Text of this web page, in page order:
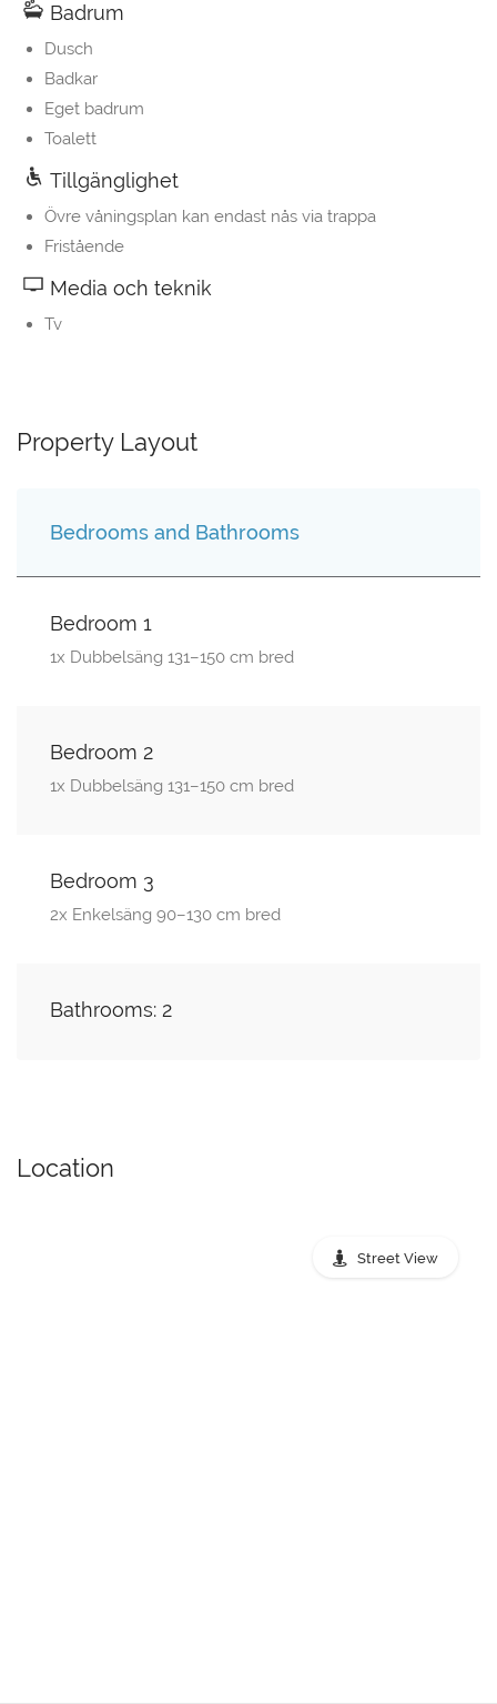
Badrum
Dusch
Badkar
Eget badrum
Toalett
Tillgänglighet
Övre våningsplan kan endast nås via trappa
Fristående
Media och teknik
Tv
Property Layout
Bedrooms and Bathrooms
Bedroom 1
1x Dubbelsäng 131–150 cm bred
Bedroom 2
1x Dubbelsäng 131–150 cm bred
Bedroom 3
2x Enkelsäng 90–130 cm bred
Bathrooms: 2
Location
Street View